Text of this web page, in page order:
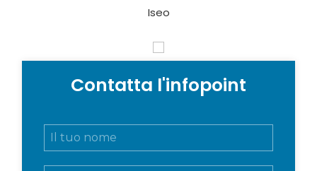
Iseo
Contatta l'infopoint
N